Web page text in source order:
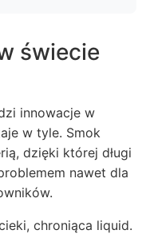
świecie
innowacje w
w tyle. Smok
dzięki której długi
nawet dla
chroniąca liquid.